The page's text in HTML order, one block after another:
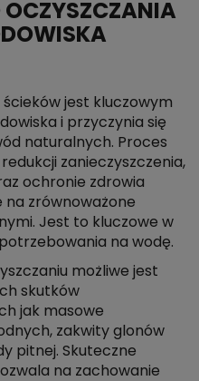
OCZYSZCZANIA
jest kluczowym
i przyczynia się
naturalnych. Proces
zanieczyszczenia,
ochronie zdrowia
na zrównoważone
Jest to kluczowe w
na wodę.
możliwe jest
skutków
jak masowe
zakwity glonów
pitnej. Skuteczne
na zachowanie